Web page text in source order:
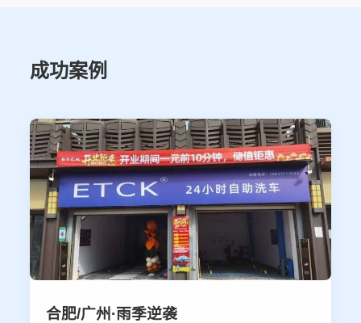
成功案例
合肥/广州·雨季逆袭